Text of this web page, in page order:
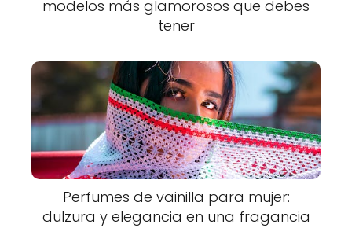
modelos más glamorosos que debes
tener
Perfumes de vainilla para mujer:
dulzura y elegancia en una fragancia